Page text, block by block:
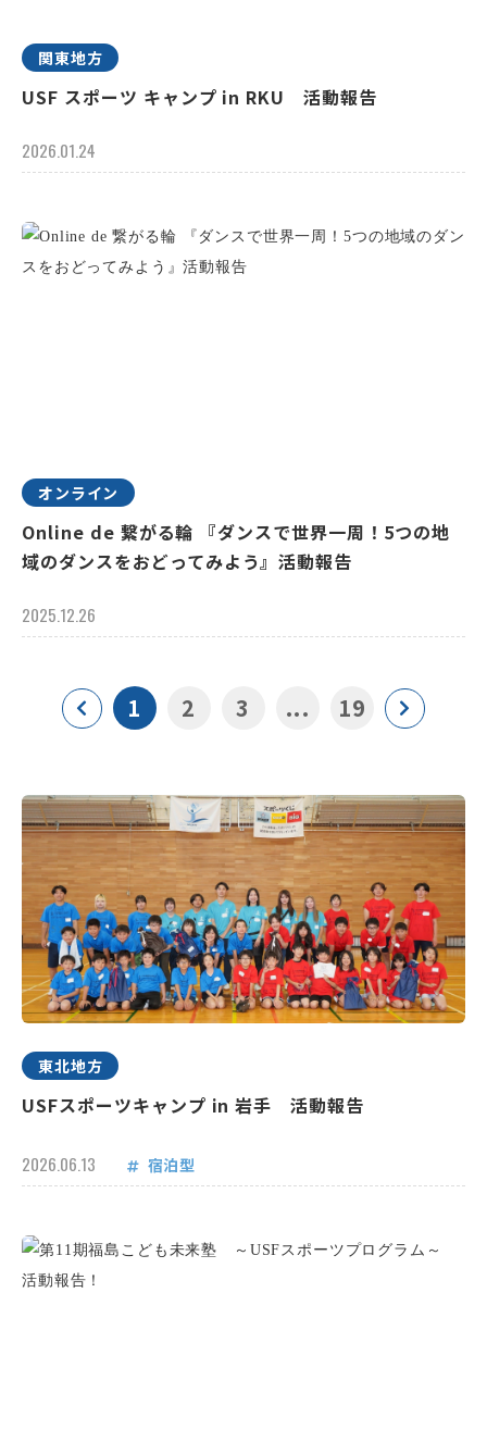
関東地方
USF スポーツ キャンプ in RKU 活動報告
2026.01.24
オンライン
Online de 繋がる輪 『ダンスで世界一周！5つの地
域のダンスをおどってみよう』活動報告
2025.12.26
1 2 3 ... 19
東北地方
USFスポーツキャンプ in 岩手 活動報告
2026.06.13 宿泊型